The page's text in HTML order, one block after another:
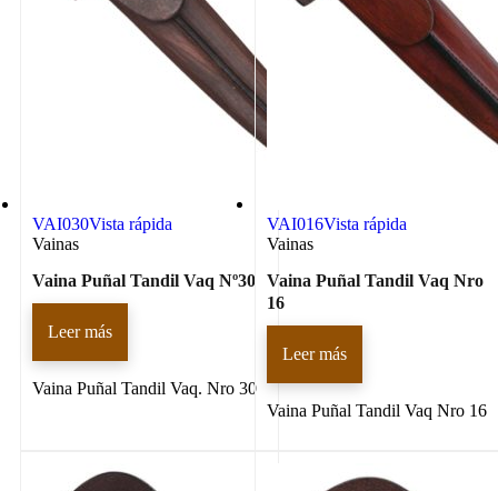
VAI030Vista rápida
Vainas
Vaina Puñal Tandil Vaq Nº30
Leer más
Vaina Puñal Tandil Vaq. Nro 30
VAI016Vista rápida
Vainas
Vaina Puñal Tandil Vaq Nro
16
Leer más
Vaina Puñal Tandil Vaq Nro 16